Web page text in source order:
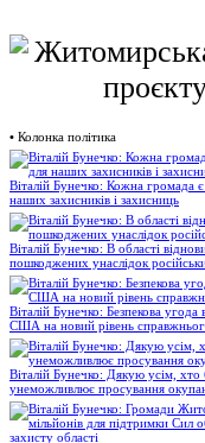
• Колонка політика
Віталій Бунечко: Кожна громада
наших захисників і захисниць
Віталій Бунечко: В області
пошкоджених унаслідок
Віталій Бунечко: Безпекова угода
США на новий рівень
Віталій Бунечко: Дякую усім,
унеможливлює просування